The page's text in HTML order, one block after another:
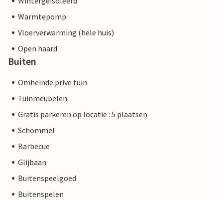
Warmtepomp
Vloerverwarming (hele huis)
Open haard
Buiten
Omheinde prive tuin
Tuinmeubelen
Gratis parkeren op locatie : 5 plaatsen
Schommel
Barbecue
Glijbaan
Buitenspeelgoed
Buitenspelen